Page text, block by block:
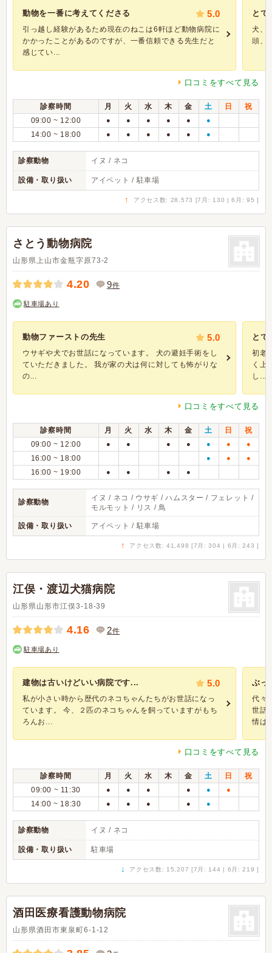
動物を一番に考えてくださる 5.0
引っ越し経験があるため現在のねこは6軒ほど動物病院に
かかったことがあるのですが、一番信頼できる先生だと
感じてい...
とて
犬、
頭、
口コミをすべて見る
診察時間 月 火 水 木 金 土 日
祝
09:00 ~ 12:00
● ● ● ● ● ●
14:00 ~ 18:00 ● ● ● ● ● ●
診察動物 イヌ / ネコ
設備・取り扱い アイペット / 駐車場
↑ アクセス数: 28,573 [7月: 130 | 6月: 95 ]
さとう動物病院
山形県上山市金瓶字原73-2
4.20 9件
駐車場あり
動物ファーストの先生 5.0
ウサギや犬でお世話になっています。 犬の避妊手術をし
ていただきました。 我が家の犬は何に対しても怖がりな
の...
とて
初老
く上
し...
口コミをすべて見る
診察時間 月 火 水 木 金 土 日
祝
09:00 ~ 12:00
● ● ● ● ● ● ●
16:00 ~ 18:00 ● ● ●
16:00 ~ 19:00 ● ● ● ●
診察動物
イヌ / ネコ / ウサギ / ハムスター / フェレット /
モルモット / リス / 鳥
設備・取り扱い アイペット / 駐車場
↑ アクセス数: 41,498 [7月: 304 | 6月: 243 ]
江俣・渡辺犬猫病院
山形県山形市江俣3-18-39
4.16 2件
駐車場あり
建物は古いけどいい病院です... 5.0
私が小さい時から歴代のネコちゃんたちがお世話になっ
ています。 今、２匹のネコちゃんを飼っていますがもち
ろんお...
ぶっ
代々
世話
情は
口コミをすべて見る
診察時間 月 火 水 木 金 土 日
祝
09:00 ~ 11:30
● ● ● ● ● ●
14:00 ~ 18:30 ● ● ● ● ●
診察動物 イヌ / ネコ
設備・取り扱い 駐車場
↓ アクセス数: 15,207 [7月: 144 | 6月: 219 ]
酒田医療看護動物病院
山形県酒田市東泉町6-1-12